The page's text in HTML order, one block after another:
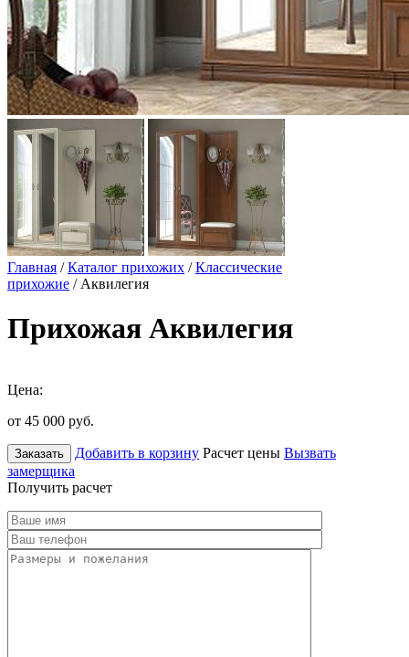
Главная /Каталог прихожих /Классические
прихожие / Аквилегия
Прихожая Аквилегия
Цена:
от 45 000 руб.
Заказать Добавить в корзину Расчет цены Вызвать
замерщика
Получить расчет